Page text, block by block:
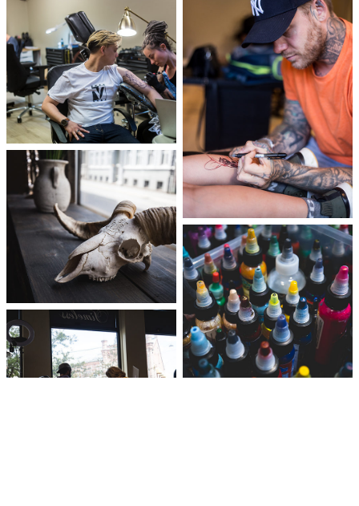
+47 95 07 21 38
Mon – Fri:11.00 – 18.00
Saturday: 11.00 – 17.00
Sunday: Closed